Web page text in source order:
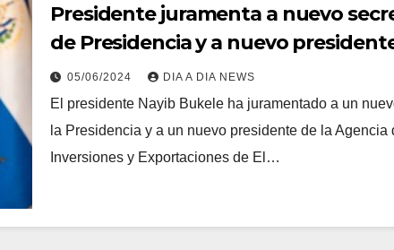
Presidente juramenta a nuevo
de Presidencia y a nuevo
05/06/2024 DIA A DIA NEWS
El presidente Nayib Bukele ha juramentado a un
la Presidencia y a un nuevo presidente de la Agencia
Inversiones y Exportaciones de El…